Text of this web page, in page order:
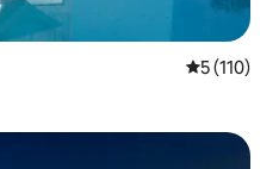
5 de uma
5 (110)